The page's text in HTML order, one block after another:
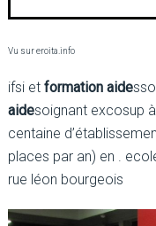
Vu sur eroita.info
ifsi et formation aide
aidesoignant excosup
centaine
places par an) en .
rue léon bourgeois